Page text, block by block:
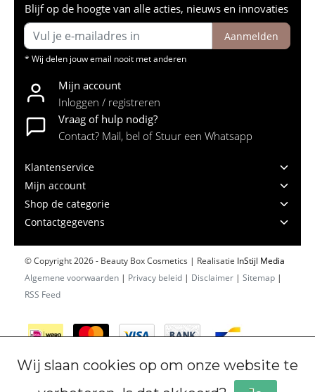
Blijf op de hoogte van alle acties, nieuws en innovaties
Aanmelden
* Wij delen jouw email nooit met anderen
Mijn account
Inloggen / registreren
Vraag of hulp nodig?
Contact? Mail, bel of Stuur een Whatsapp
Klantenservice
Mijn account
Shop de categorie
Contactgegevens
© Copyright 2026 - Beauty Box Cosmetics | Realisatie InStijl Media
Algemene voorwaarden | Privacy beleid | Disclaimer | Sitemap |
RSS Feed
Wij slaan cookies op om onze website te